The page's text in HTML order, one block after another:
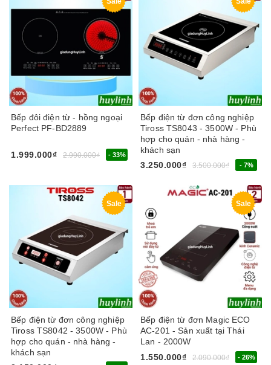
Bếp đôi điện từ - hồng ngoại
Perfect PF-BD2889
1.999.000₫ 2.990.000₫ - 33%
Bếp điện từ đơn công nghiệp
Tiross TS8043 - 3500W - Phù
hợp cho quán - nhà hàng -
khách sạn
3.250.000₫
3.500.000₫ - 7%
Sale
Bếp điện từ đơn công nghiệp
Tiross TS8042 - 3500W - Phù
hợp cho quán - nhà hàng -
khách sạn
Sale
Bếp điện từ đơn Magic ECO
AC-201 - Sản xuất tại Thái
Lan - 2000W
1.550.000₫
2.090.000₫ - 26%